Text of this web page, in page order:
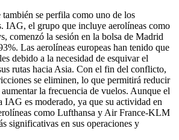
se perfila como uno de los
IAG, el grupo que incluye aerolíneas como
comenzó la sesión en la bolsa de Madrid
Las aerolíneas europeas han tenido que
debido a la necesidad de esquivar el
rutas hacia Asia. Con el fin del conflicto,
se eliminen, lo que permitirá reducir
la frecuencia de vuelos. Aunque el
IAG es moderado, ya que su actividad en
como Lufthansa y Air France-KLM
significativas en sus operaciones y